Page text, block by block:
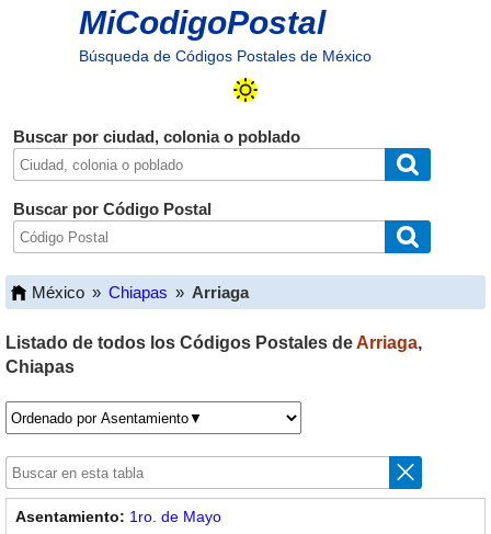
MiCodigoPostal
Búsqueda de Códigos Postales de México
Buscar por ciudad, colonia o poblado
Buscar por Código Postal
México » Chiapas » Arriaga
Listado de todos los Códigos Postales deArriaga,
Chiapas
1ro. de Mayo